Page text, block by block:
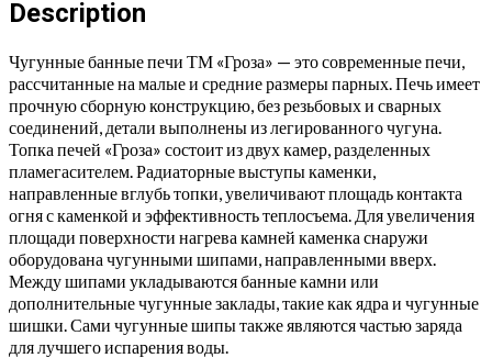
Description
Чугунные банные печи ТМ «Гроза» — это современные печи,
рассчитанные на малые и средние размеры парных. Печь имеет
прочную сборную конструкцию, без резьбовых и сварных
соединений, детали выполнены из легированного чугуна.
Топка печей «Гроза» состоит из двух камер, разделенных
пламегасителем. Радиаторные выступы каменки,
направленные вглубь топки, увеличивают площадь контакта
огня с каменкой и эффективность теплосъема. Для увеличения
площади поверхности нагрева камней каменка снаружи
оборудована чугунными шипами, направленными вверх.
Между шипами укладываются банные камни или
дополнительные чугунные заклады, такие как ядра и чугунные
шишки. Сами чугунные шипы также являются частью заряда
для лучшего испарения воды.